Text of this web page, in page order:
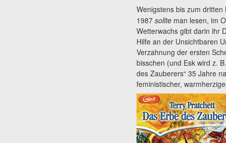
Wenigstens bis zum dritten
1987 sollteman lesen, im
Wetterwachs gibt darin ihr
Hilfe an der Unsichtbaren
Verzahnung der ersten
bisschen (und Esk wird z.
des Zauberers“ 35 Jahre
feministischer,